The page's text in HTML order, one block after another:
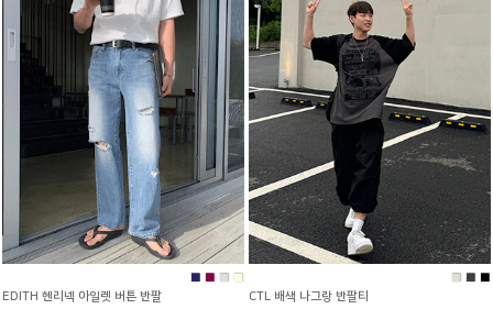
■ ■ ■ ■
EDITH 헨리넥 아일렛 버튼 반팔
■ ■ ■
CTL 배색 나그랑 반팔티